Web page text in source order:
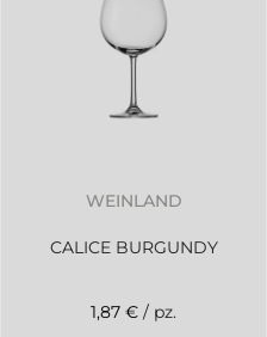
WEINLAND
CALICE BURGUNDY
1,87 € / pz.